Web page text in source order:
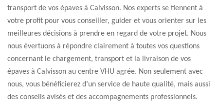
transport de vos épaves à Calvisson. Nos experts se tiennent à
votre profit pour vous conseiller, guider et vous orienter sur les
meilleures décisions à prendre en regard de votre projet. Nous
nous évertuons à répondre clairement à toutes vos questions
concernant le chargement, transport et la livraison de vos
épaves à Calvisson au centre VHU agrée. Non seulement avec
nous, vous bénéficierez d’un service de haute qualité, mais aussi
des conseils avisés et des accompagnements professionnels.